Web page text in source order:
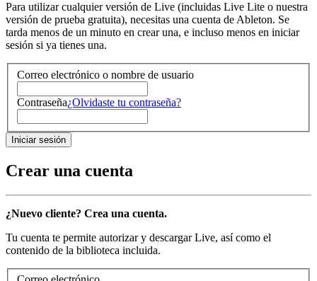
Para utilizar cualquier versión de Live (incluidas Live Lite o nuestra
versión de prueba gratuita), necesitas una cuenta de Ableton. Se
tarda menos de un minuto en crear una, e incluso menos en iniciar
sesión si ya tienes una.
Correo electrónico o nombre de usuario
Contraseña¿Olvidaste tu contraseña?
Crear una cuenta
¿Nuevo cliente? Crea una cuenta.
Tu cuenta te permite autorizar y descargar Live, así como el
contenido de la biblioteca incluida.